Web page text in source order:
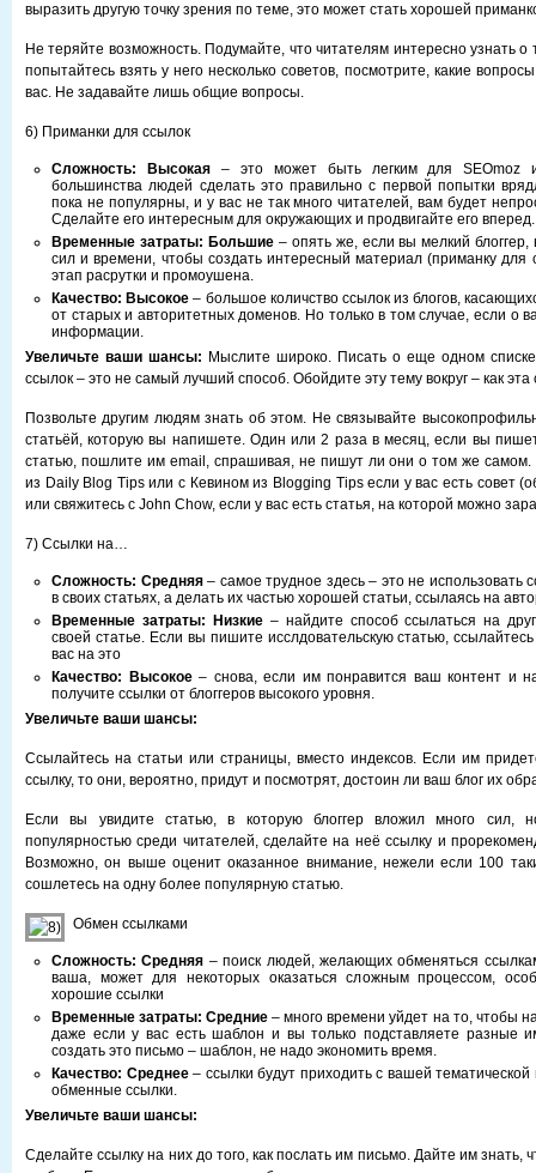
выразить другую точку зрения по теме, это может стать хорошей
Не теряйте возможность. Подумайте, что читателям интересно узнать о
попытайтесь взять у него несколько советов, посмотрите, какие
вас. Не задавайте лишь общие вопросы.
6) Приманки для ссылок
Сложность: Высокая– это может быть легким для SEOmoz
большинства людей сделать это правильно с первой попытки
пока не популярны, и у вас не так много читателей, вам будет
Сделайте его интересным для окружающих и продвигайте его вперед.
Временные затраты: Большие– опять же, если вы мелкий блоггер,
сил и времени, чтобы создать интересный материал (приманку для
этап расрутки и промоушена.
Качество: Высокое – большое количство ссылок из блогов,
от старых и авторитетных доменов. Но только в том случае, если о
информации.
Увеличьте ваши шансы: Мыслите широко. Писать о еще одном
ссылок – это не самый лучший способ. Обойдите эту тему вокруг – как эта
Позвольте другим людям знать об этом. Не связывайте
статьёй, которую вы напишете. Один или 2 раза в месяц, если вы
статью, пошлите им email, спрашивая, не пишут ли они о том же самом.
из Daily Blog Tips или с Кевином из Blogging Tips если у вас есть совет
или свяжитесь с John Chow, если у вас есть статья, на которой можно
7) Ссылки на…
Сложность: Средняя– самое трудное здесь – это не использовать
в своих статьях, а делать их частью хорошей статьи, ссылаясь на
Временные затраты:
Низкие– найдите способ ссылаться на
своей статье. Если вы пишите исслдовательскую статью,
вас на это
Качество: Высокое– снова, если им понравится ваш контент и
получите ссылки от блоггеров высокого уровня.
Увеличьте ваши шансы:
Ссылайтесь на статьи или страницы, вместо индексов. Если им
ссылку, то они, вероятно, придут и посмотрят, достоин ли ваш блог их
Если вы увидите статью, в которую блоггер вложил много сил,
популярностью среди читателей, сделайте на неё ссылку и
Возможно, он выше оценит оказанное внимание, нежели если 100
сошлетесь на одну более популярную статью.
Обмен ссылками
Сложность: Средняя – поиск людей, желающих обменяться
ваша, может для некоторых оказаться сложным процессом,
хорошие ссылки
Временные затраты: Средние – много времени уйдет на то, чтобы
даже если у вас есть шаблон и вы только подставляете разные
создать это письмо – шаблон, не надо экономить время.
Качество: Среднее– ссылки будут приходить с вашей
обменные ссылки.
Увеличьте ваши шансы:
Сделайте ссылку на них до того, как послать им письмо. Дайте им знать,